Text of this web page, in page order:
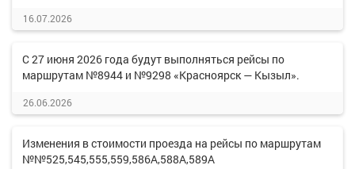
16.07.2026
С 27 июня 2026 года будут выполняться рейсы по
маршрутам №8944 и №9298 «Красноярск — Кызыл».
26.06.2026
Изменения в стоимости проезда на рейсы по маршрутам
№№525,545,555,559,586А,588А,589А